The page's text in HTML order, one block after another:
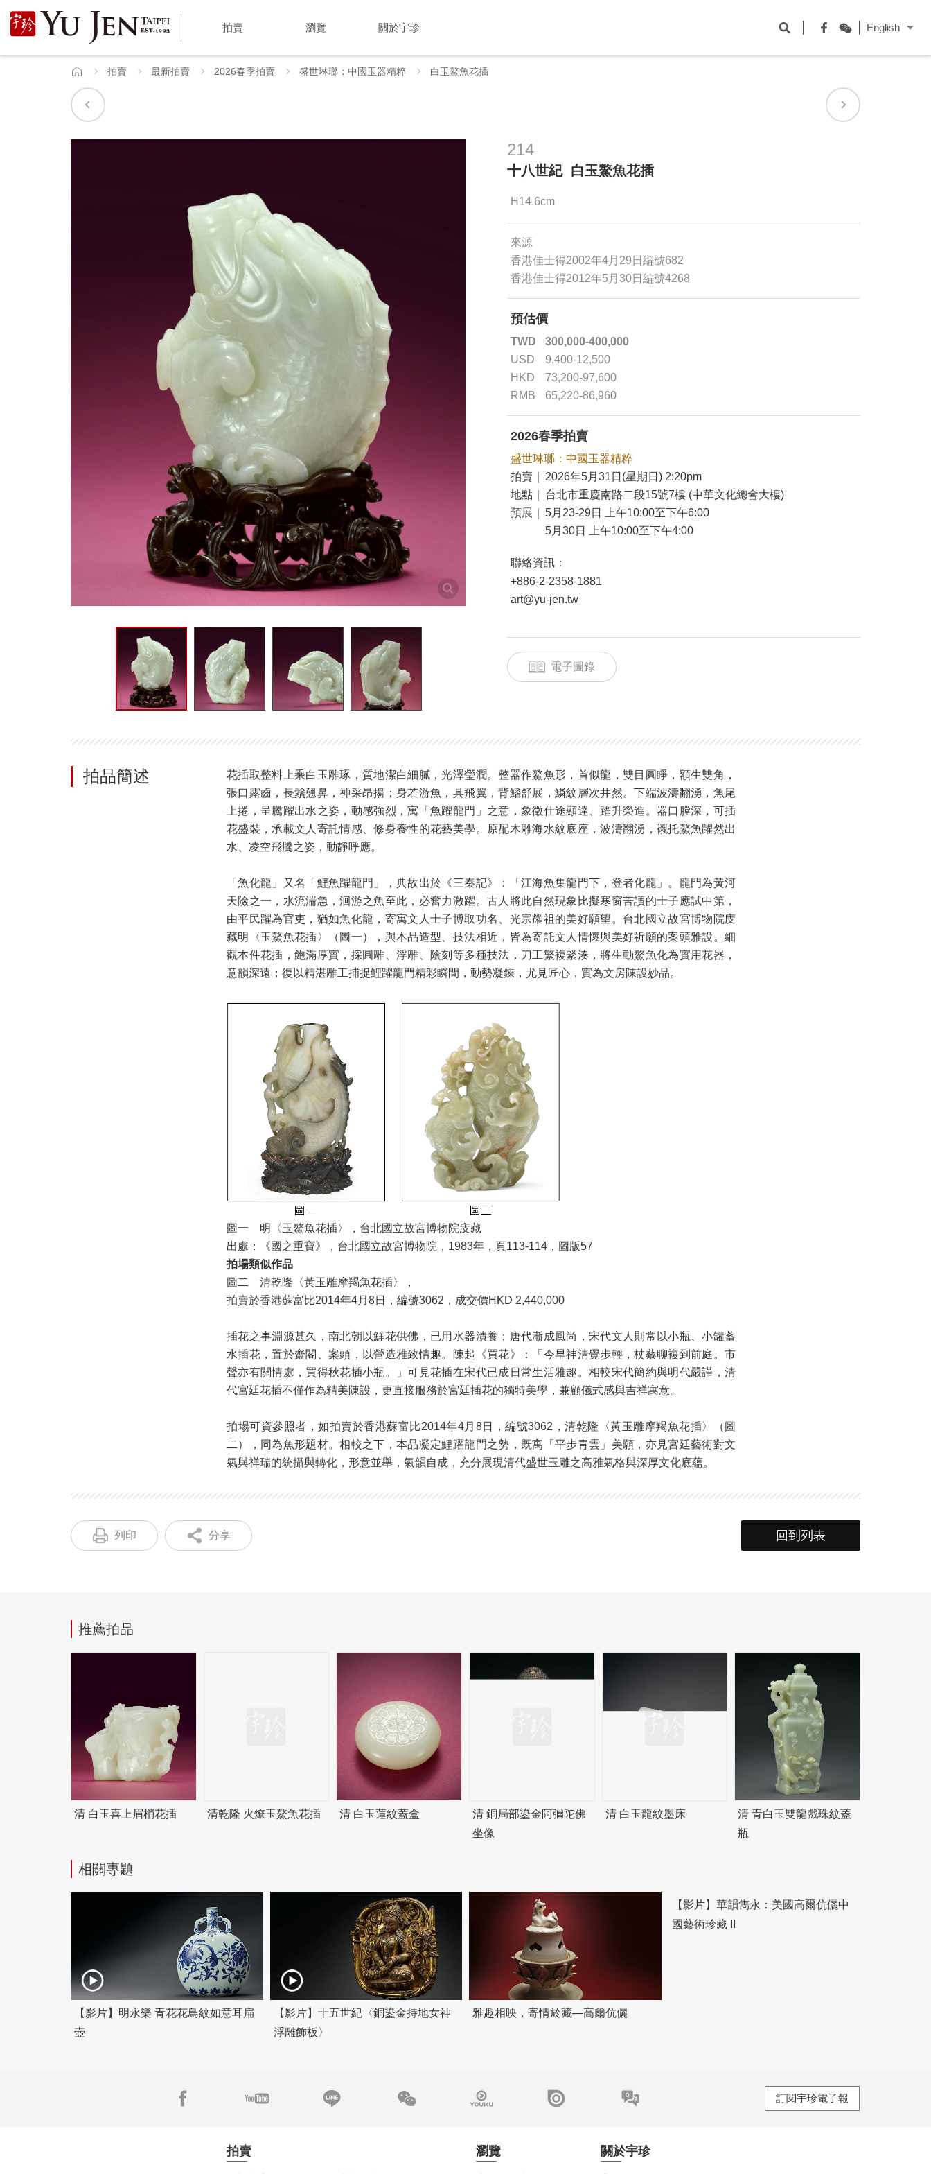
宇
珍
拍賣 瀏覽 關於宇珍
Facebook
WeChat
English
首
頁
拍賣 最新拍賣 2026春季拍賣 盛世琳瑯：中國玉器精粹 白玉鰲魚花插
214
十八世紀 白玉鰲魚花插
H14.6cm
來源
香港佳士得2002年4月29日編號682
香港佳士得2012年5月30日編號4268
預估價
TWD
300,000-400,000
USD
9,400-12,500
HKD
73,200-97,600
RMB
65,220-86,960
2026春季拍賣
盛世琳瑯：中國玉器精粹
拍賣｜
2026年5月31日(星期日) 2:20pm
地點｜
台北市重慶南路二段15號7樓 (中華文化總會大樓)
預展｜
5月23-29日 上午10:00至下午6:00
5月30日 上午10:00至下午4:00
聯絡資訊：
+886-2-2358-1881
art@yu-jen.tw
電子圖錄
拍品簡述
花插取整料上乘白玉雕琢，質地潔白細膩，光澤瑩潤。整器作鰲魚形，首似龍，雙目圓睜，額生雙角，
張口露齒，長鬚翹鼻，神采昂揚；身若游魚，具飛翼，背鰭舒展，鱗紋層次井然。下端波濤翻湧，魚尾
上捲，呈騰躍出水之姿，動感強烈，寓「魚躍龍門」之意，象徵仕途顯達、躍升榮進。器口膛深，可插
花盛裝，承載文人寄託情感、修身養性的花藝美學。原配木雕海水紋底座，波濤翻湧，襯托鰲魚躍然出
水、凌空飛騰之姿，動靜呼應。
「魚化龍」又名「鯉魚躍龍門」，典故出於《三秦記》：「江海魚集龍門下，登者化龍」。龍門為黃河
天險之一，水流湍急，洄游之魚至此，必奮力激躍。古人將此自然現象比擬寒窗苦讀的士子應試中第，
由平民躍為官吏，猶如魚化龍，寄寓文人士子博取功名、光宗耀祖的美好願望。台北國立故宮博物院庋
藏明〈玉鰲魚花插〉（圖一），與本品造型、技法相近，皆為寄託文人情懷與美好祈願的案頭雅設。細
觀本件花插，飽滿厚實，採圓雕、浮雕、陰刻等多種技法，刀工繁複緊湊，將生動鰲魚化為實用花器，
意韻深遠；復以精湛雕工捕捉鯉躍龍門精彩瞬間，動勢凝鍊，尤見匠心，實為文房陳設妙品。
圖一 明〈玉鰲魚花插〉，台北國立故宮博物院庋藏
出處：《國之重寶》，台北國立故宮博物院，1983年，頁113-114，圖版57
拍場類似作品
圖二 清乾隆〈黃玉雕摩羯魚花插〉，
拍賣於香港蘇富比2014年4月8日，編號3062，成交價HKD 2,440,000
插花之事淵源甚久，南北朝以鮮花供佛，已用水器漬養；唐代漸成風尚，宋代文人則常以小瓶、小罐蓄
水插花，置於齋閣、案頭，以營造雅致情趣。陳起《買花》：「今早神清覺步輕，杖藜聊複到前庭。市
聲亦有關情處，買得秋花插小瓶。」可見花插在宋代已成日常生活雅趣。相較宋代簡約與明代嚴謹，清
代宮廷花插不僅作為精美陳設，更直接服務於宮廷插花的獨特美學，兼顧儀式感與吉祥寓意。
拍場可資參照者，如拍賣於香港蘇富比2014年4月8日，編號3062，清乾隆〈黃玉雕摩羯魚花插〉（圖
二），同為魚形題材。相較之下，本品凝定鯉躍龍門之勢，既寓「平步青雲」美願，亦見宮廷藝術對文
氣與祥瑞的統攝與轉化，形意並舉，氣韻自成，充分展現清代盛世玉雕之高雅氣格與深厚文化底蘊。
列印 分享 回到列表
推薦拍品
清 白玉喜上眉梢花插 清乾隆 火燎玉鰲魚花插 清 白玉蓮紋蓋盒
清 銅局部鎏金阿彌陀佛
坐像
清 白玉龍紋墨床
清 青白玉雙龍戲珠紋蓋
瓶
相關專題
【影片】明永樂 青花花鳥紋如意耳扁
壺
【影片】十五世紀〈銅鎏金持地女神
浮雕飾板〉
雅趣相映，寄情於藏—高爾伉儷
訂閱宇珍電子報
拍賣 瀏覽 關於宇珍